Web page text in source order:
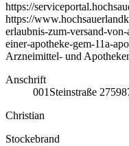
https://
https://
erlaubnis-zum-versand-
einer-apotheke-gem-11a-
Arzneimittel- und
Anschrift
001 Steinstraße 27
Christian
Stockebrand